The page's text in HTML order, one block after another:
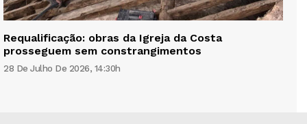
Requalificação: obras da Igreja da Costa
prosseguem sem constrangimentos
28 De Julho De 2026, 14:30h